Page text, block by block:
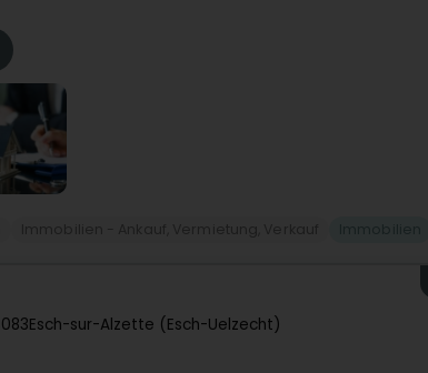
Esch-sur-Alzette (Esch-Uelzecht)